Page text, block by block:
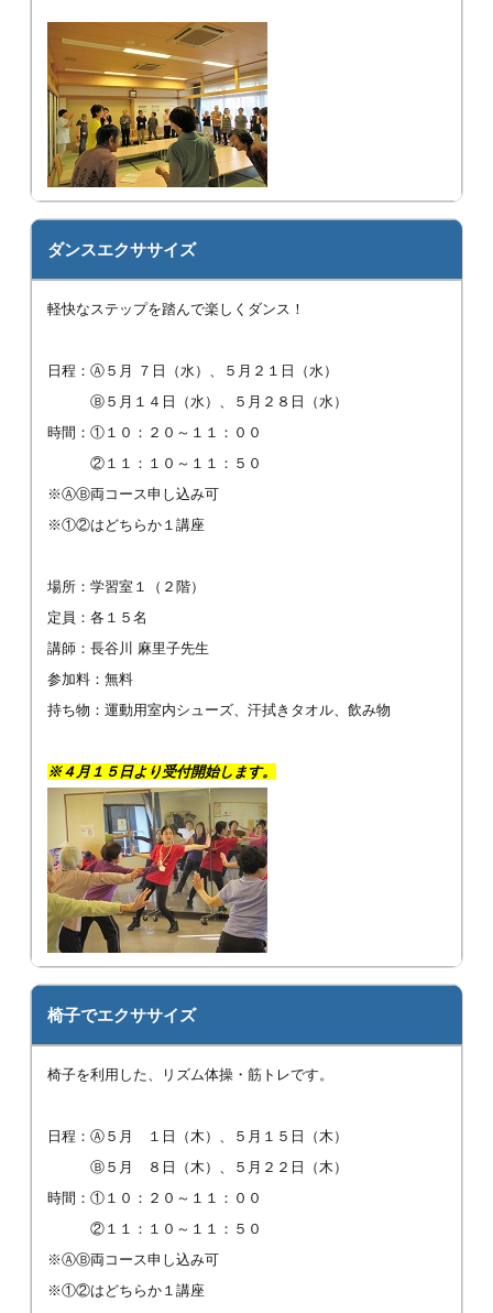
ダンスエクササイズ
軽快なステップを踏んで楽しくダンス！
日程：Ⓐ５月 ７日（水）、５月２１日（水）
Ⓑ５月１４日（水）、５月２８日（水）
時間：①１０：２０～１１：００
②１１：１０～１１：５０
※ⒶⒷ両コース申し込み可
※①②はどちらか１講座
場所：学習室１（２階）
定員：各１５名
講師：長谷川 麻里子先生
参加料：無料
持ち物：運動用室内シューズ、汗拭きタオル、飲み物
※４月１５日より受付開始します。
椅子でエクササイズ
椅子を利用した、リズム体操・筋トレです。
日程：Ⓐ５月 １日（木）、５月１５日（木）
Ⓑ５月 ８日（木）、５月２２日（木）
時間：①１０：２０～１１：００
②１１：１０～１１：５０
※ⒶⒷ両コース申し込み可
※①②はどちらか１講座